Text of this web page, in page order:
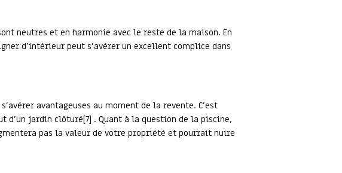
neutres et en harmonie avec le reste de la maison. En
d’intérieur peut s’avérer un excellent complice dans
avantageuses au moment de la revente. C’est
jardin clôturé[7] . Quant à la question de la piscine,
pas la valeur de votre propriété et pourrait nuire